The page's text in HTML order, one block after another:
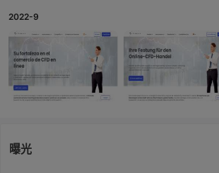
2022-9
曝光